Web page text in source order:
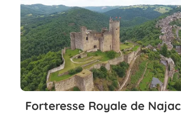
Forteresse Royale de Najac